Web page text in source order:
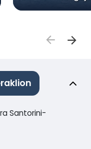
Santorini-